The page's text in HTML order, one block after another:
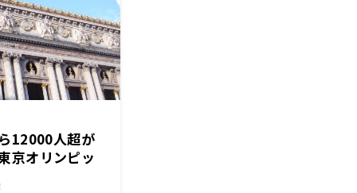
12000人超が
京オリンピッ
リンピック